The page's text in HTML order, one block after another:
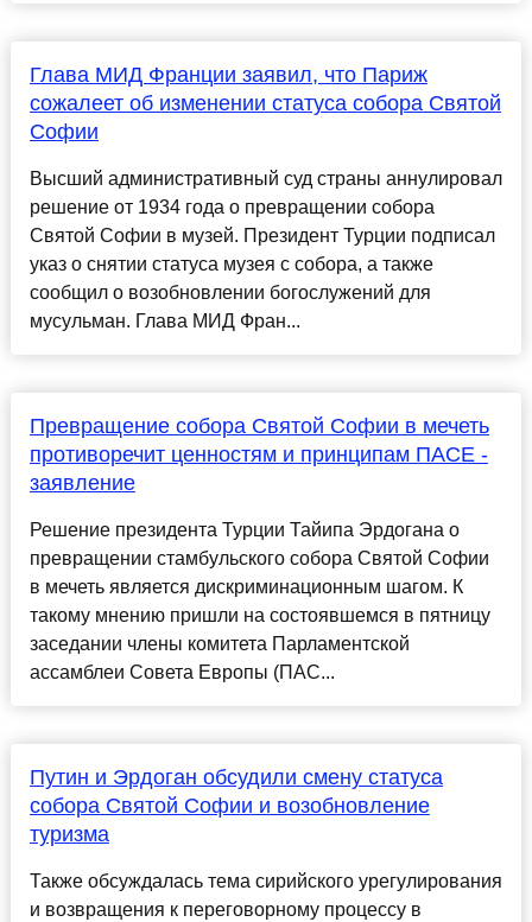
Глава МИД Франции заявил, что Париж
сожалеет об изменении статуса собора Святой
Софии
Высший административный суд страны аннулировал
решение от 1934 года о превращении собора
Святой Софии в музей. Президент Турции подписал
указ о снятии статуса музея с собора, а также
сообщил о возобновлении богослужений для
мусульман. Глава МИД Фран...
Превращение собора Святой Софии в мечеть
противоречит ценностям и принципам ПАСЕ -
заявление
Решение президента Турции Тайипа Эрдогана о
превращении стамбульского собора Святой Софии
в мечеть является дискриминационным шагом. К
такому мнению пришли на состоявшемся в пятницу
заседании члены комитета Парламентской
ассамблеи Совета Европы (ПАС...
Путин и Эрдоган обсудили смену статуса
собора Святой Софии и возобновление
туризма
Также обсуждалась тема сирийского урегулирования
и возвращения к переговорному процессу в